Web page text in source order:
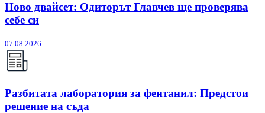
Ново двайсет: Одиторът Главчев ще проверява
себе си
07.08.2026
Разбитата лаборатория за фентанил: Предстои
решение на съда